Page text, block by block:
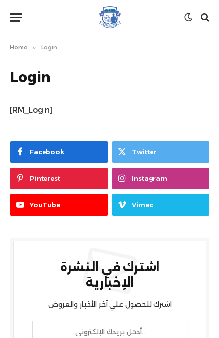
Home » Login
Login
[RM_Login]
Facebook Twitter
Pinterest Instagram
YouTube Vimeo
اشترك في النشرة
الإخبارية
اشترك للحصول علي آخر الأخبار والعروض